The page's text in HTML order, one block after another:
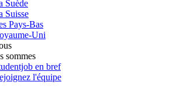
Suède
Suisse
Pays-Bas
Uni
sommes
en bref
l'équipe